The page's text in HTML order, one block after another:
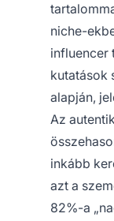
niche-
influencer
kutatások
alapján,
Az
inkább
azt a
82%-a